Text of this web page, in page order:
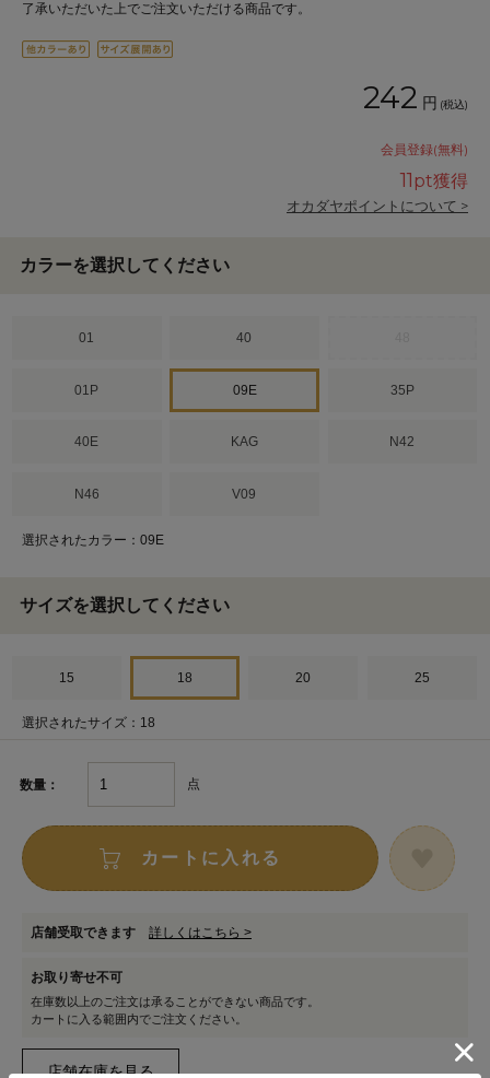
了承いただいた上でご注文いただける商品です。
242 円 (税込)
会員登録(無料)
11pt獲得
オカダヤポイントについて >
カラーを選択してください
01 40
01P 09E 35P
40E KAG N42
N46 V09
選択されたカラー：09E
サイズを選択してください
15 18 20 25
選択されたサイズ：18
数量： 点
カートに入れる
店舗受取できます 詳しくはこちら >
お取り寄せ不可
在庫数以上のご注文は承ることができない商品です。
カートに入る範囲内でご注文ください。